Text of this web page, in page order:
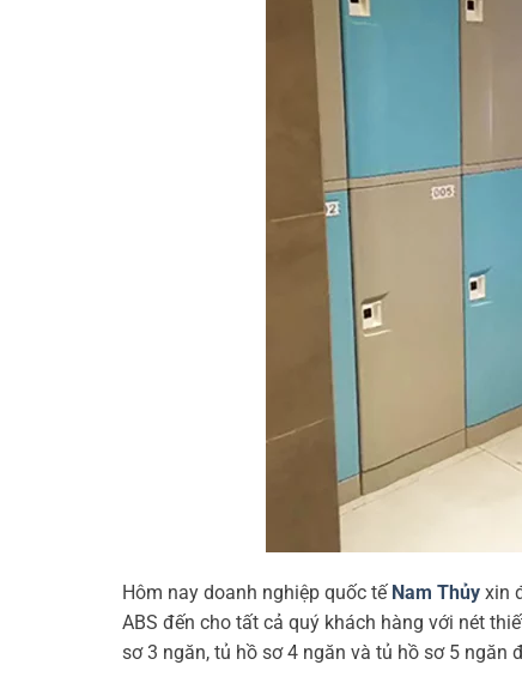
Hôm nay doanh nghiệp quốc tế Nam Thủy xin
ABS đến cho tất cả quý khách hàng với nét
sơ 3 ngăn, tủ hồ sơ 4 ngăn và tủ hồ sơ 5